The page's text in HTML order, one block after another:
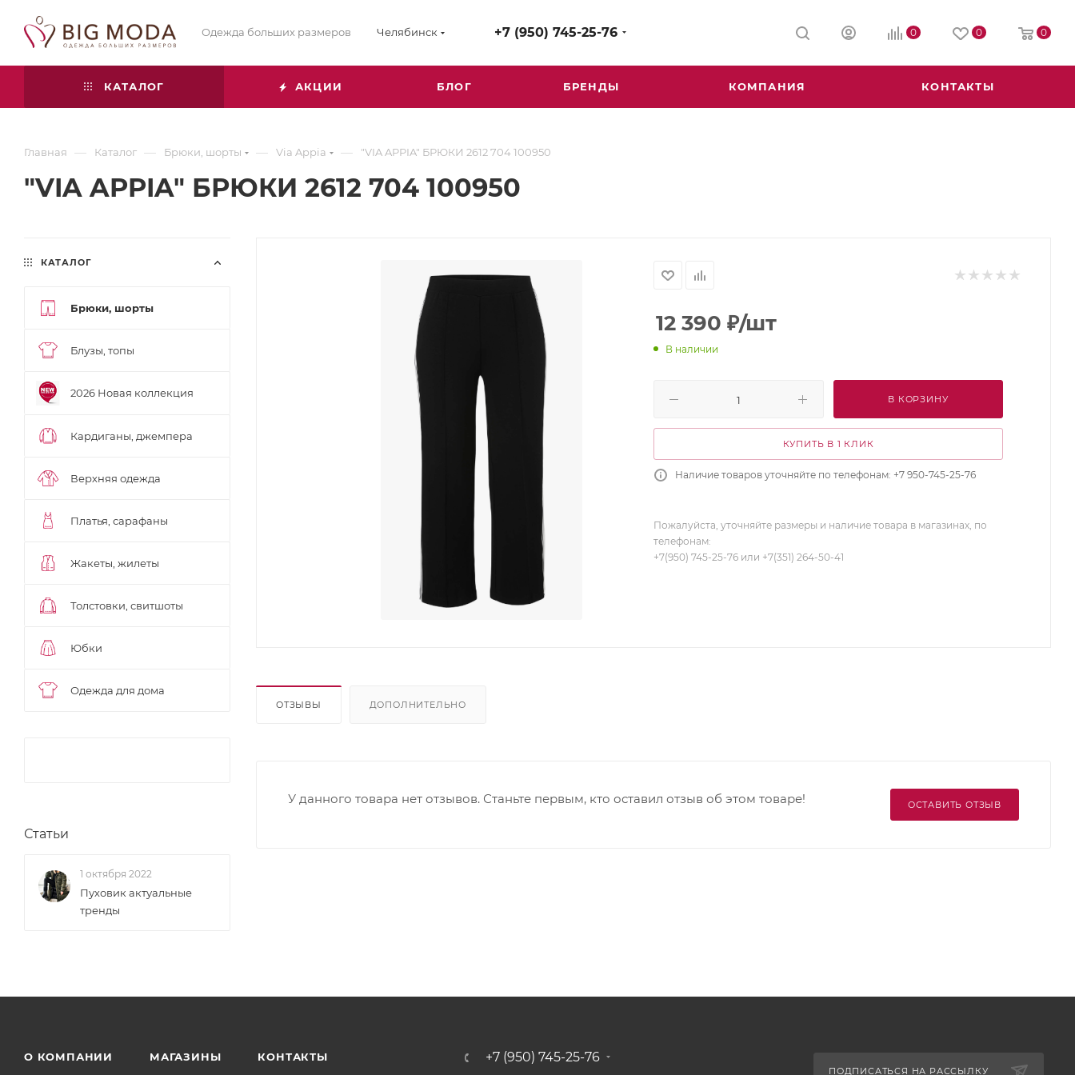
Одежда больших размеров Челябинск +7 (950) 745-25-76 0 0 0
КАТАЛОГ АКЦИИ БЛОГ БРЕНДЫ КОМПАНИЯ КОНТАКТЫ
Главная — Каталог — Брюки, шорты — Via Appia — "VIA APPIA" БРЮКИ 2612 704 100950
"VIA APPIA" БРЮКИ 2612 704 100950
12 390 ₽/шт
В наличии
В КОРЗИНУ
КУПИТЬ В 1 КЛИК
Наличие товаров уточняйте по телефонам: +7 950-745-25-76
Пожалуйста, уточняйте размеры и наличие товара в магазинах, по
телефонам:
+7(950) 745-25-76 или +7(351) 264-50-41
ОТЗЫВЫ ДОПОЛНИТЕЛЬНО
ОСТАВИТЬ ОТЗЫВ
У данного товара нет отзывов. Станьте первым, кто оставил отзыв об этом товаре!
КАТАЛОГ
Брюки, шорты
Блузы, топы
2026 Новая коллекция
Кардиганы, джемпера
Верхняя одежда
Платья, сарафаны
Жакеты, жилеты
Толстовки, свитшоты
Юбки
Одежда для дома
Статьи
1 октября 2022
Пуховик актуальные
тренды
О КОМПАНИИ МАГАЗИНЫ КОНТАКТЫ +7 (950) 745-25-76
ПОДПИСАТЬСЯ НА РАССЫЛКУ